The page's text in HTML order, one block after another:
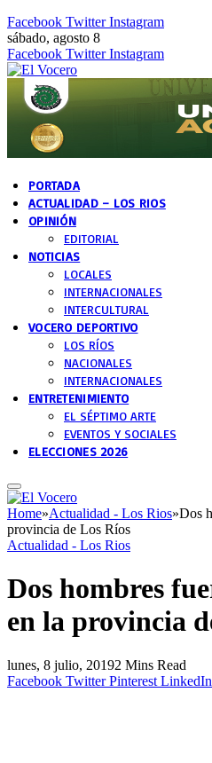
Facebook Twitter Instagram
sábado, agosto 8
Facebook Twitter Instagram
PORTADA
ACTUALIDAD – LOS RIOS
OPINIÓN
EDITORIAL
NOTICIAS
LOCALES
INTERNACIONALES
INTERCULTURAL
VOCERO DEPORTIVO
LOS RÍOS
NACIONALES
INTERNACIONALES
ENTRETENIMIENTO
EL SÉPTIMO ARTE
EVENTOS Y SOCIALES
ELECCIONES 2026
Home»Actualidad - Los Rios»Dos
provincia de Los Ríos
Actualidad - Los Rios
Dos hombres
en la provincia
lunes, 8 julio, 20192 Mins Read
Facebook Twitter Pinterest LinkedIn